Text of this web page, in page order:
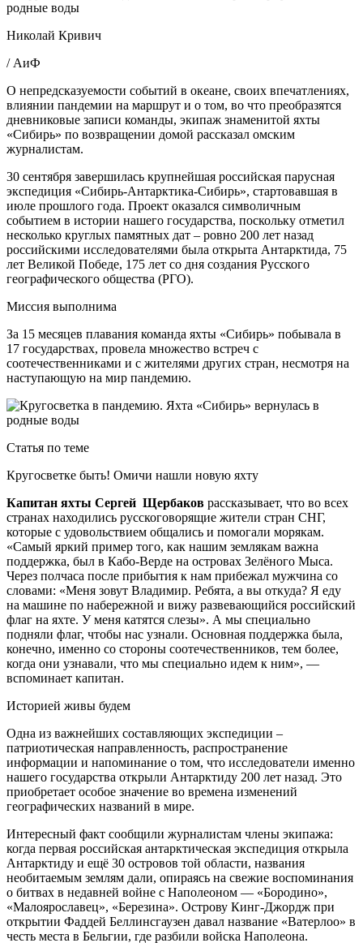
Николай Кривич
/ АиФ
О непредсказуемости событий в океане, своих впечатлениях,
влиянии пандемии на маршрут и о том, во что преобразятся
дневниковые записи команды, экипаж знаменитой яхты
«Сибирь» по возвращении домой рассказал омским
журналистам.
30 сентября завершилась крупнейшая российская парусная
экспедиция «Сибирь-Антарктика-Сибирь», стартовавшая в
июле прошлого года. Проект оказался символичным
событием в истории нашего государства, поскольку отметил
несколько круглых памятных дат – ровно 200 лет назад
российскими исследователями была открыта Антарктида, 75
лет Великой Победе, 175 лет со дня создания Русского
географического общества (РГО).
Миссия выполнима
За 15 месяцев плавания команда яхты «Сибирь» побывала в
17 государствах, провела множество встреч с
соотечественниками и с жителями других стран, несмотря на
наступающую на мир пандемию.
Статья по теме
Кругосветке быть! Омичи нашли новую яхту
Капитан яхты Сергей Щербаков рассказывает, что во всех
странах находились русскоговорящие жители стран СНГ,
которые с удовольствием общались и помогали морякам.
«Самый яркий пример того, как нашим землякам важна
поддержка, был в Кабо-Верде на островах Зелёного Мыса.
Через полчаса после прибытия к нам прибежал мужчина со
словами: «Меня зовут Владимир. Ребята, а вы откуда? Я еду
на машине по набережной и вижу развевающийся российский
флаг на яхте. У меня катятся слезы». А мы специально
подняли флаг, чтобы нас узнали. Основная поддержка была,
конечно, именно со стороны соотечественников, тем более,
когда они узнавали, что мы специально идем к ним», —
вспоминает капитан.
Историей живы будем
Одна из важнейших составляющих экспедиции –
патриотическая направленность, распространение
информации и напоминание о том, что исследователи именно
нашего государства открыли Антарктиду 200 лет назад. Это
приобретает особое значение во времена изменений
географических названий в мире.
Интересный факт сообщили журналистам члены экипажа:
когда первая российская антарктическая экспедиция открыла
Антарктиду и ещё 30 островов той области, названия
необитаемым землям дали, опираясь на свежие воспоминания
о битвах в недавней войне с Наполеоном — «Бородино»,
«Малоярославец», «Березина». Острову Кинг-Джордж при
открытии Фаддей Беллинсгаузен давал название «Ватерлоо» в
честь места в Бельгии, где разбили войска Наполеона.